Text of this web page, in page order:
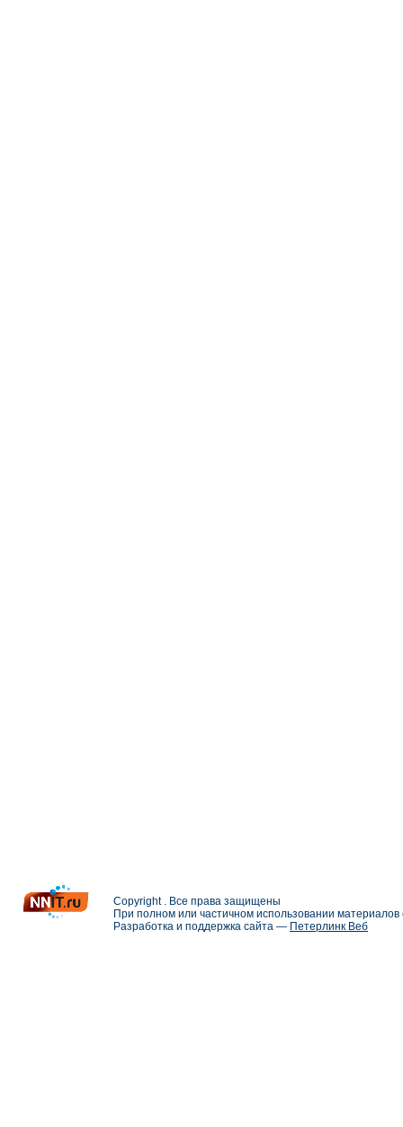
Copyright . Все права защищены
При полном или частичном использовании
Разработка и поддержка сайта — Петерлинк Веб